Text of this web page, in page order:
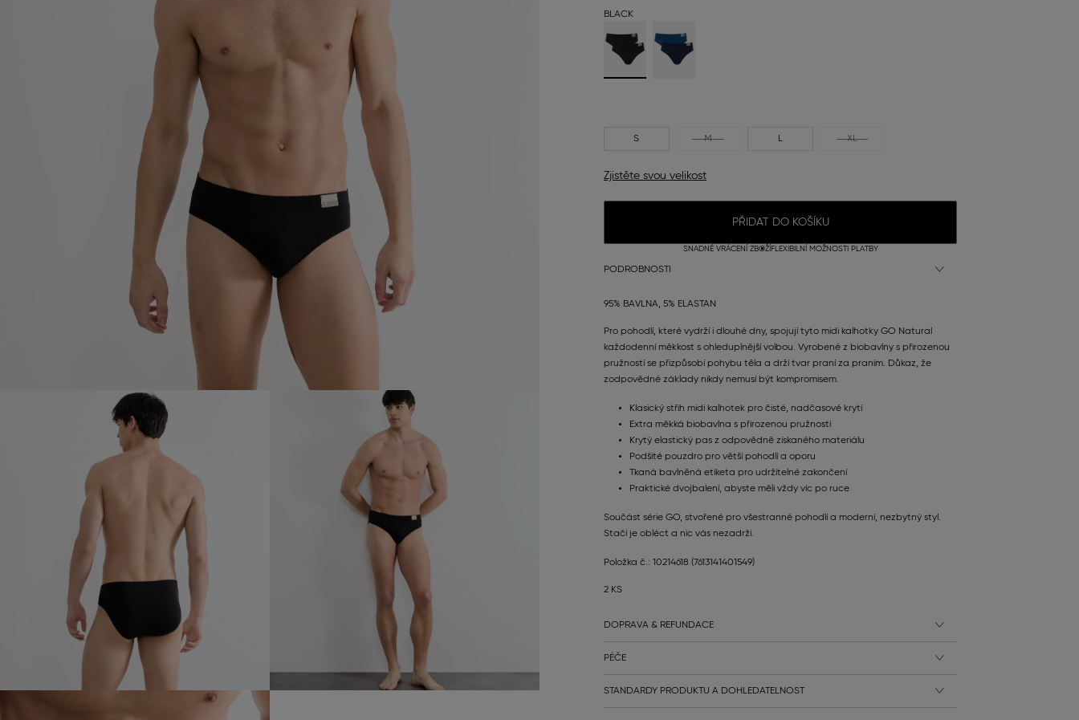
BLACK
S M L XL
Zjistěte svou velikost
PŘIDAT DO KOŠÍKU
SNADNÉ VRÁCENÍ ZBOŽÍ FLEXIBILNÍ MOŽNOSTI PLATBY
PODROBNOSTI
95% BAVLNA, 5% ELASTAN
Pro pohodlí, které vydrží i dlouhé dny, spojují tyto midi kalhotky GO Natural
každodenní měkkost s ohleduplnější volbou. Vyrobené z biobavlny s přirozenou
pružností se přizpůsobí pohybu těla a drží tvar praní za praním. Důkaz, že
zodpovědné základy nikdy nemusí být kompromisem.
Klasický střih midi kalhotek pro čisté, nadčasové krytí
Extra měkká biobavlna s přirozenou pružností
Krytý elastický pas z odpovědně získaného materiálu
Podšité pouzdro pro větší pohodlí a oporu
Tkaná bavlněná etiketa pro udržitelné zakončení
Praktické dvojbalení, abyste měli vždy víc po ruce
Součást série GO, stvořené pro všestranné pohodlí a moderní, nezbytný styl.
Stačí je obléct a nic vás nezadrží.
Položka č.: 10214618 (7613141401549)
2 KS
DOPRAVA & REFUNDACE
PÉČE
STANDARDY PRODUKTU A DOHLEDATELNOST